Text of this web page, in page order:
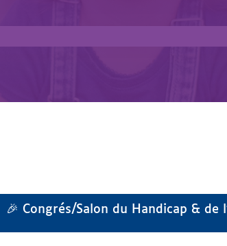
🎉 Congrés/Salon du Handicap & de